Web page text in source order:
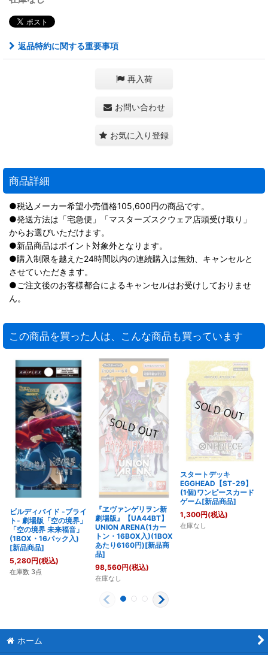
返品特約に関する重要事項
再入荷
お問い合わせ
お気に入り登録
商品詳細
●税込メーカー希望小売価格105,600円の商品です。
●発送方法は「宅急便」「マスターズスクウェア店頭受け取り」
からお選びいただけます。
●新品商品はポイント対象外となります。
●購入制限を越えた24時間以内の連続購入は無効、キャンセルと
させていただきます。
●ご注文後のお客様都合によるキャンセルはお受けしておりませ
ん。
この商品を買った人は、こんな商品も買っています
ビルディバイド -ブライ
ト- 劇場版「空の境界」
「空の境界 未来福音」
(1BOX・16パック入)
[新品商品]
5,280円(税込)
在庫数 3点
『ヱヴァンゲリヲン新
劇場版』【UA44BT】
UNION ARENA(1カー
トン・16BOX入)(1BOX
あたり6160円)[新品商
品]
98,560円(税込)
在庫なし
スタートデッキ
EGGHEAD【ST-29】
(1個)ワンピースカード
ゲーム[新品商品]
1,300円(税込)
在庫なし
ホーム